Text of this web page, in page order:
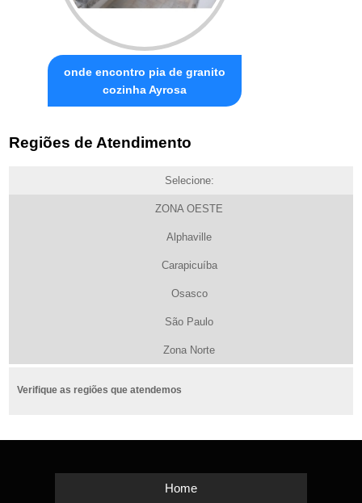
onde encontro pia de granito
cozinha Ayrosa
Regiões de Atendimento
Selecione:
ZONA OESTE
Alphaville
Carapicuíba
Osasco
São Paulo
Zona Norte
Verifique as regiões que atendemos
Home